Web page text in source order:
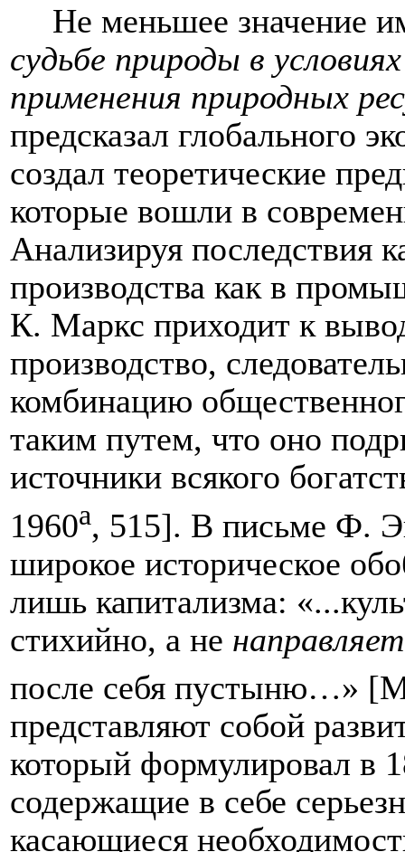
Не меньшее значение
судьбе природы в
применения природных
предсказал глобального
создал теоретические
которые вошли в
Анализируя последствия
производства как в
К. Маркс приходит к
производство,
комбинацию
таким путем, что оно
источники всякого
1960а, 515]. В письме Ф.
широкое историческое
лишь капитализма:
стихийно, а не
после себя пустыню…»
представляют собой
который формулировал в
содержащие в себе
касающиеся